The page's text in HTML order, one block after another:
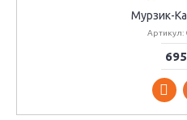
Мурзик-
Артикул: